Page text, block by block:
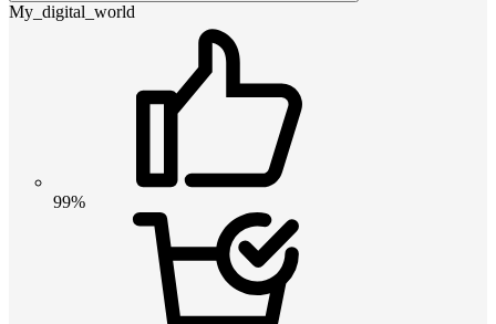
My_digital_world
99%